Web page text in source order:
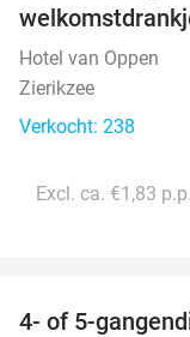
Hotel van Oppen
Zierikzee
Verkocht: 238
Excl. ca. €1,83
4- of 5-